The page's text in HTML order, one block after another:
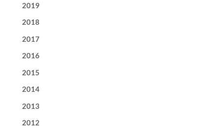
2019
2018
2017
2016
2015
2014
2013
2012